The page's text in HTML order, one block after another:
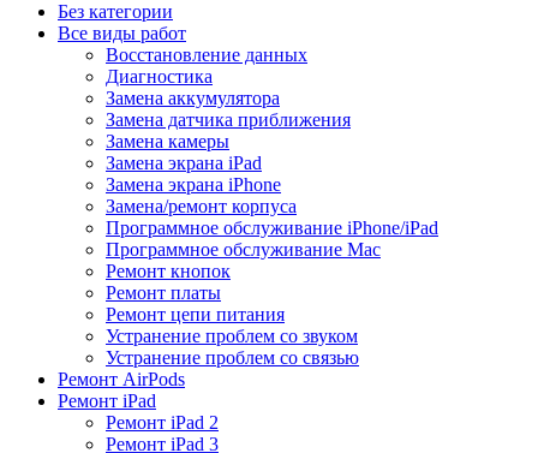
Без категории
Все виды работ
Восстановление данных
Диагностика
Замена аккумулятора
Замена датчика приближения
Замена камеры
Замена экрана iPad
Замена экрана iPhone
Замена/ремонт корпуса
Программное обслуживание iPhone/iPad
Программное обслуживание Mac
Ремонт кнопок
Ремонт платы
Ремонт цепи питания
Устранение проблем со звуком
Устранение проблем со связью
Ремонт AirPods
Ремонт iPad
Ремонт iPad 2
Ремонт iPad 3